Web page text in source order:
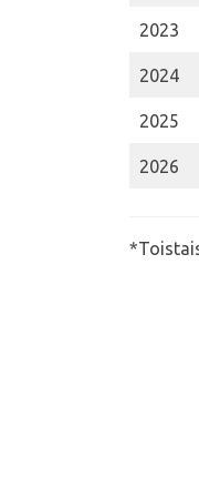
2023
2024
2025
2026